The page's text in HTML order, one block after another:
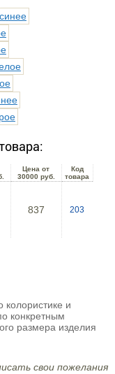
Цена от
30000 руб.
Код
товара
837 203
и
конкретным
размера изделия
свои пожелания